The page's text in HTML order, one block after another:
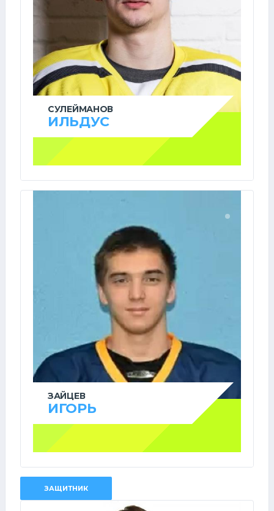
СУЛЕЙМАНОВ
ИЛЬДУС
ЗАЙЦЕВ
ИГОРЬ
ЗАЩИТНИК